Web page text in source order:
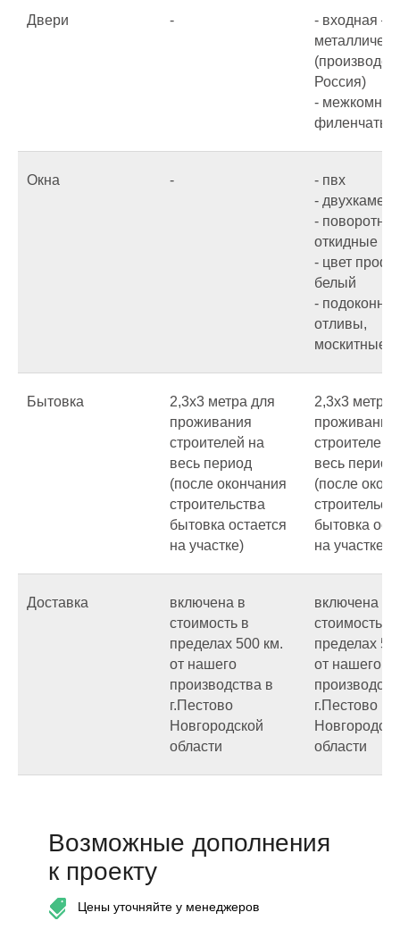
Двери -
- входная –
Россия)
-
филенчатые
Окна -
- пвх
-
- поворотно
откидные
- цвет
белый
-
отливы,
москитные
Бытовка
2,3х3 метра для
проживания
строителей на
весь период
(после окончания
строительства
бытовка остается
на участке)
2,3х3 метра
проживания
строителей
весь период
(после
бытовка
на участке).
Доставка
включена в
стоимость в
пределах 500 км.
от нашего
производства в
г.Пестово
Новгородской
области
включена в
стоимость в
пределах
от нашего
г.Пестово
области
Возможные дополнения
к проекту
Цены уточняйте у менеджеров